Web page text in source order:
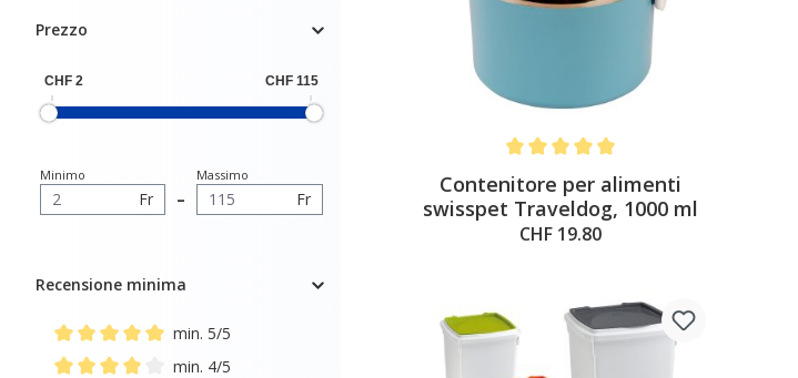
Prezzo
Minimo
Fr –
Massimo
Fr
Recensione minima
Add filter: Minimum rating of 5 out of 5 stars
min. 5/5
min. 4/5
Contenitore per alimenti
swisspet Traveldog, 1000 ml
CHF 19.80